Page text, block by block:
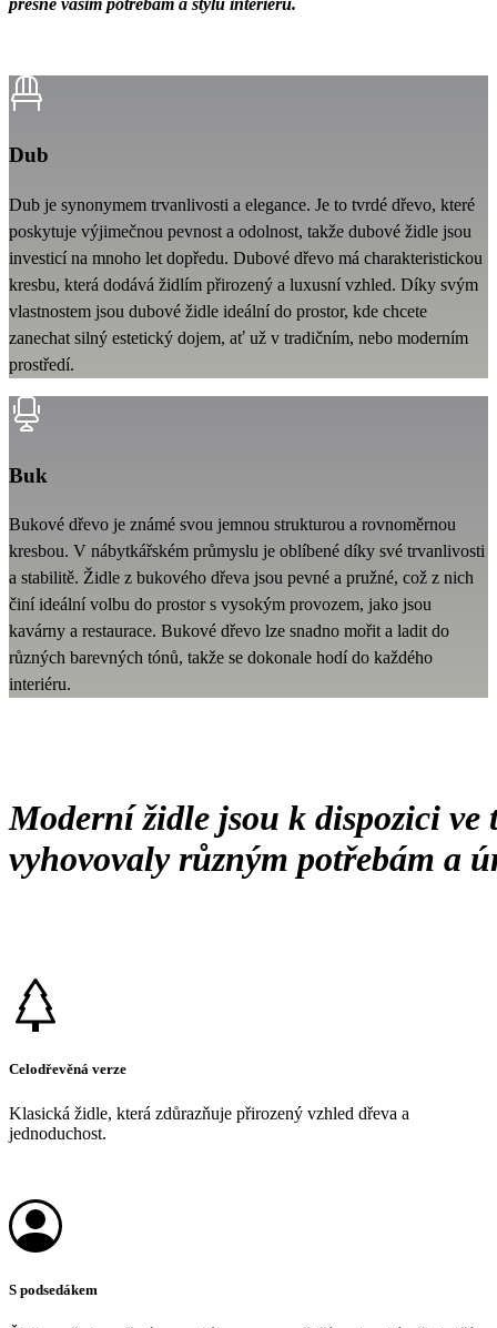
přesně vašim potřebám a stylu interiéru.
Dub
Dub je synonymem trvanlivosti a elegance. Je to tvrdé dřevo, které
poskytuje výjimečnou pevnost a odolnost, takže dubové židle jsou
investicí na mnoho let dopředu. Dubové dřevo má charakteristickou
kresbu, která dodává židlím přirozený a luxusní vzhled. Díky svým
vlastnostem jsou dubové židle ideální do prostor, kde chcete
zanechat silný estetický dojem, ať už v tradičním, nebo moderním
prostředí.
Buk
Bukové dřevo je známé svou jemnou strukturou a rovnoměrnou
kresbou. V nábytkářském průmyslu je oblíbené díky své trvanlivosti
a stabilitě. Židle z bukového dřeva jsou pevné a pružné, což z nich
činí ideální volbu do prostor s vysokým provozem, jako jsou
kavárny a restaurace. Bukové dřevo lze snadno mořit a ladit do
různých barevných tónů, takže se dokonale hodí do každého
interiéru.
Moderní židle jsou k dispozici
vyhovovaly různým potřebám a
Celodřevěná verze
Klasická židle, která zdůrazňuje přirozený vzhled dřeva a
jednoduchost.
S podsedákem